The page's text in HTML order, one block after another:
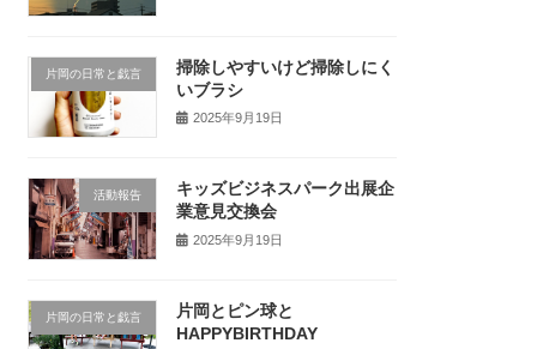
片岡の日常と戯言
掃除しやすいけど掃除しにく
いブラシ
2025年9月19日
活動報告
キッズビジネスパーク出展企
業意見交換会
2025年9月19日
片岡の日常と戯言
片岡とピン球と
HAPPYBIRTHDAY